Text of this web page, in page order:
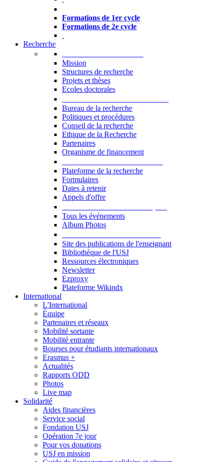
Formations de 1er cycle
Formations de 2e cycle
Recherche
Mission
Structures de recherche
Projets et thèses
Ecoles doctorales
Bureau de la recherche
Politiques et procédures
Conseil de la recherche
Ethique de la Recherche
Partenaires
Organisme de financement
Plateforme de la recherche
Formulaires
Dates à retenir
Appels d'offre
Tous les événements
Album Photos
Site des publications de l'enseignant
Bibliothèque de l'USJ
Ressources électroniques
Newsletter
Ezproxy
Plateforme Wikindx
International
L'International
Équipe
Partenaires et réseaux
Mobilité sortante
Mobilité entrante
Bourses pour étudiants internationaux
Erasmus +
Actualités
Rapports ODD
Photos
Live map
Solidarité
Aides financières
Service social
Fondation USJ
Opération 7e jour
Pour vos donations
USJ en mission